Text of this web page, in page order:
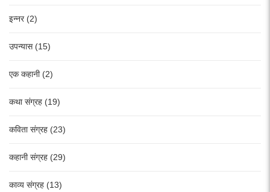
इन्नर (2)
उपन्यास (15)
एक कहानी (2)
कथा संग्रह (19)
कविता संग्रह (23)
कहानी संग्रह (29)
काव्य संग्रह (13)